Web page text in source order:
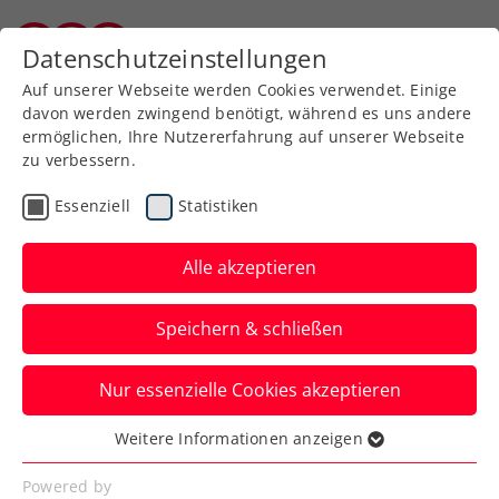
Aktuelle News
News filtern
Datenschutzeinstellungen
Auf unserer Webseite werden Cookies verwendet. Einige
davon werden zwingend benötigt, während es uns andere
ermöglichen, Ihre Nutzererfahrung auf unserer Webseite
zu verbessern.
Essenziell Statistiken
Alle akzeptieren
Speichern & schließen
Nur essenzielle Cookies akzeptieren
Essenziell
Essenzielle Cookies werden für grundlegende
Weitere Informationen anzeigen
Powered by